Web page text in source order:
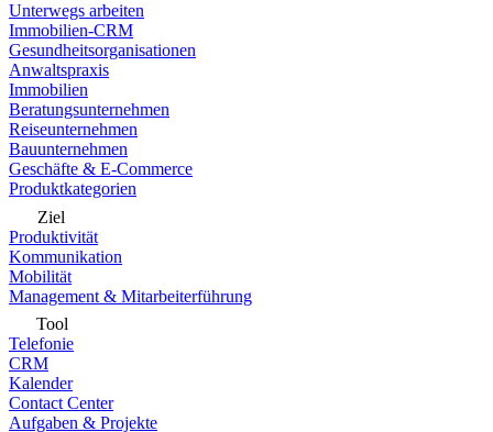
Unterwegs arbeiten
Immobilien-CRM
Gesundheitsorganisationen
Anwaltspraxis
Immobilien
Beratungsunternehmen
Reiseunternehmen
Bauunternehmen
Geschäfte & E-Commerce
Produktkategorien
Ziel
Produktivität
Kommunikation
Mobilität
Management & Mitarbeiterführung
Tool
Telefonie
CRM
Kalender
Contact Center
Aufgaben & Projekte